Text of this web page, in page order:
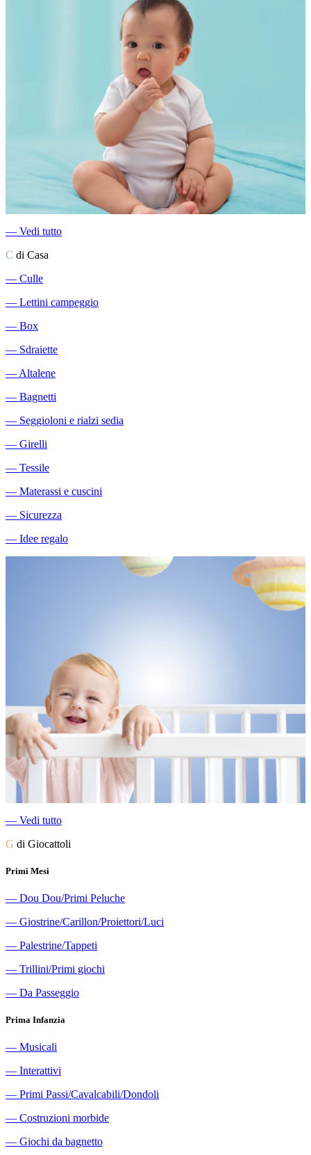
― Vedi tutto
C di Casa
― Culle
― Lettini campeggio
― Box
― Sdraiette
―Altalene
― Bagnetti
― Seggioloni e rialzi sedia
― Girelli
― Tessile
― Materassi e cuscini
― Sicurezza
― Idee regalo
― Vedi tutto
G di Giocattoli
Primi Mesi
― Dou Dou/Primi Peluche
― Giostrine/Carillon/Proiettori/Luci
― Palestrine/Tappeti
― Trillini/Primi giochi
― Da Passeggio
Prima Infanzia
― Musicali
― Interattivi
― Primi Passi/Cavalcabili/Dondoli
― Costruzioni morbide
― Giochi da bagnetto